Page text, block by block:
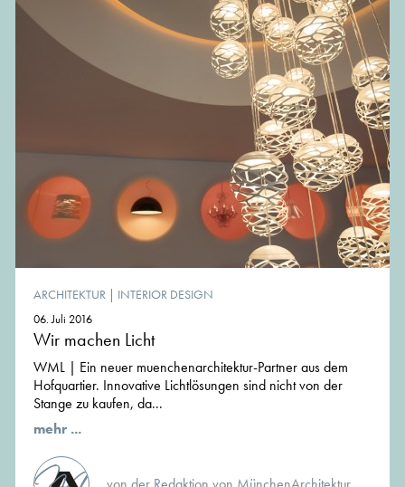
ARCHITEKTUR | INTERIOR DESIGN
06. Juli 2016
Wir machen Licht
WML | Ein neuer muenchenarchitektur-Partner aus dem
Hofquartier. Innovative Lichtlösungen sind nicht von der
Stange zu kaufen, da...
mehr ...